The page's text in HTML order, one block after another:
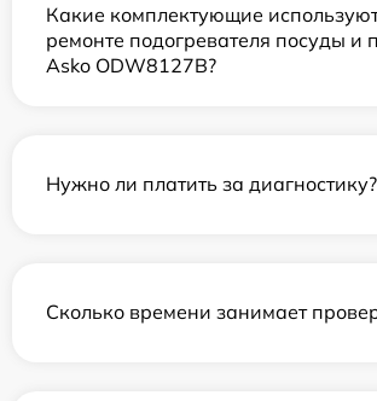
Какие комплектующие
ремонте подогревателя посуды и
Asko ODW8127B?
Нужно ли платить за диагностику?
Сколько времени занимает